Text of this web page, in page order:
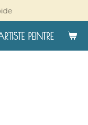
PEINTRE